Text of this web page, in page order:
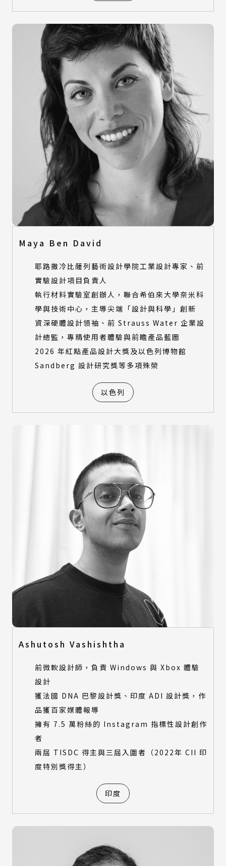
Maya Ben David
耶路撒冷比薩列藝術設計學院工業設計專家、前
實驗設計項目負責人
執行材料實驗室創辦人，聯合希伯來大學奈米科
學與技術中心，主導尖端「設計與科學」創新
資深硬體設計領袖、前 Strauss Water 企業設
計總監，專精使用者體驗與前瞻產品藍圖
2026 年紅點產品設計大獎及以色列博物館
Sandberg 設計研究獎等多項殊榮
以色列
Ashutosh Vashishtha
前微軟設計師，負責 Windows 與 Xbox 體驗
設計
獲法國 DNA 巴黎設計獎、印度 ADI 設計獎，作
品獲百家媒體報導
擁有 7.5 萬粉絲的 Instagram 指標性設計創作
者
兩屆 TISDC 得主與三屆入圍者（2022年 CII 印
度特別獎得主）
印度